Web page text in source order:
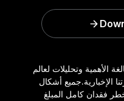
وتحليلات لعالم
جميع أشكال
كامل المبلغ